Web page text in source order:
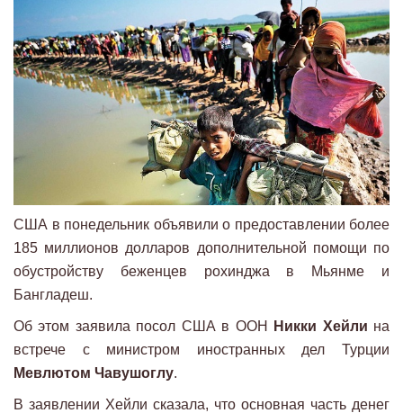
США в понедельник объявили о предоставлении более
185 миллионов долларов дополнительной помощи по
обустройству беженцев рохинджа в Мьянме и
Бангладеш.
Об этом заявила посол США в ООН Никки Хейли на
встрече с министром иностранных дел Турции
Мевлютом Чавушоглу.
В заявлении Хейли сказала, что основная часть денег